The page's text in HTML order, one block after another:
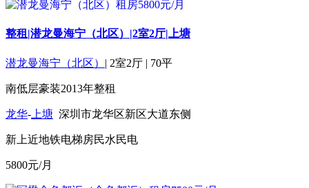
整租|潜龙曼海宁（北区）|2室2厅|上塘
潜龙曼海宁（北区） | 2室2厅 | 70平
南低层豪装2013年整租
龙华- 上塘 深圳市龙华区新区大道东侧
新上近地铁电梯房民水民电
5800元/月